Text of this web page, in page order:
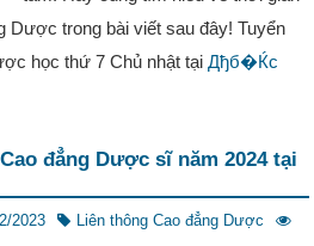
Dược trong bài viết sau đây! Tuyển
học thứ 7 Chủ nhật tạiДђб�Ќc
đẳng Dược sĩ năm 2024 tại
2023 Liên thông Cao đẳng Dược